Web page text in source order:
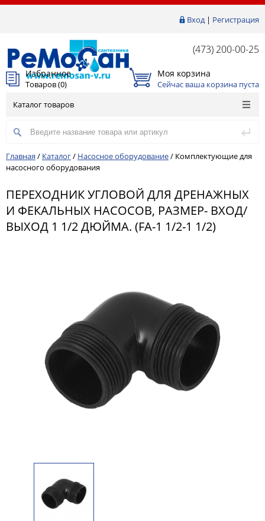
Вход| Регистрация
(473) 200-00-25
Избранное
Товаров (0)
Моя корзина
Сейчас ваша корзина пуста
Каталог товаров
Главная / Каталог/ Насосное оборудование/ Комплектующие для
насосного оборудования
ПЕРЕХОДНИК УГЛОВОЙ ДЛЯ ДРЕНАЖНЫХ
И ФЕКАЛЬНЫХ НАСОСОВ, РАЗМЕР- ВХОД/
ВЫХОД 1 1/2 ДЮЙМА. (FA-1 1/2-1 1/2)